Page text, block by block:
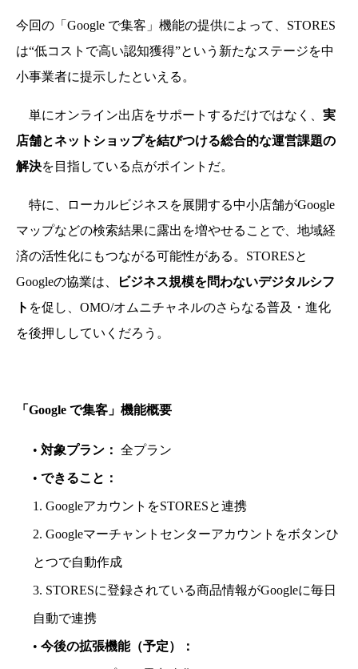
今回の「Google で集客」機能の提供によって、STORES
は“低コストで高い認知獲得”という新たなステージを中
小事業者に提示したといえる。
単にオンライン出店をサポートするだけではなく、 実
店舗とネットショップを結びつける総合的な運営課題の
解決を目指している点がポイントだ。
特に、ローカルビジネスを展開する中小店舗がGoogle
マップなどの検索結果に露出を増やせることで、地域経
済の活性化にもつながる可能性がある。STORESと
Googleの協業は、
ビジネス規模を問わないデジタルシフ
ト を促し、OMO/オムニチャネルのさらなる普及・進化
を後押ししていくだろう。
「Google で集客」機能概要
• 対象プラン： 全プラン
• できること：
1. GoogleアカウントをSTORESと連携
2. Googleマーチャントセンターアカウントをボタンひ
とつで自動作成
3. STORESに登録されている商品情報がGoogleに毎日
自動で連携
• 今後の拡張機能（予定）：